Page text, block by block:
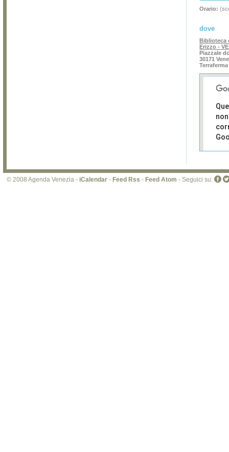
Orario:
dove
Biblioteca
Erizzo -
Piazzale
30171
Terraferma
di
sito
© 2008 Agenda Venezia - iCalendar - Feed Rss - Feed Atom - Seguici su: